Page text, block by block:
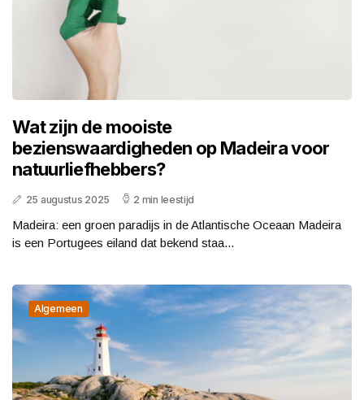
Wat zijn de mooiste
bezienswaardigheden op Madeira voor
natuurliefhebbers?
25 augustus 2025 2 min leestijd
Madeira: een groen paradijs in de Atlantische Oceaan Madeira
is een Portugees eiland dat bekend staa...
Algemeen